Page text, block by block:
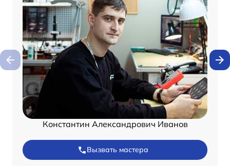
Константин Александрович Иванов
Вызвать мастера